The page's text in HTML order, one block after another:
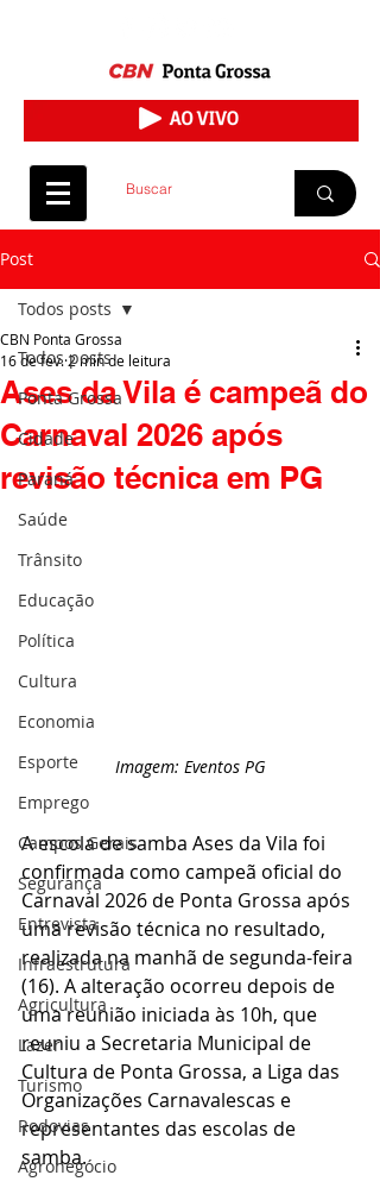
Post
Todos posts
Ponta Grossa
Cidade
Paraná
Saúde
Trânsito
Educação
Política
Cultura
Economia
Esporte
Emprego
Campos Gerais
Segurança
Entrevista
Infraestrutura
Agricultura
Lazer
Turismo
Rodovias
Agronegócio
Todos posts
Ases da Vila é campeã do
Carnaval 2026 após
revisão técnica em PG
CBN Ponta Grossa
16 de fev. 2 min de leitura
Imagem: Eventos PG
A escola de samba Ases da Vila foi
confirmada como campeã oficial do
Carnaval 2026 de Ponta Grossa após
uma revisão técnica no resultado,
realizada na manhã de segunda-feira
(16). A alteração ocorreu depois de
uma reunião iniciada às 10h, que
reuniu a Secretaria Municipal de
Cultura de Ponta Grossa, a Liga das
Organizações Carnavalescas e
representantes das escolas de
samba.